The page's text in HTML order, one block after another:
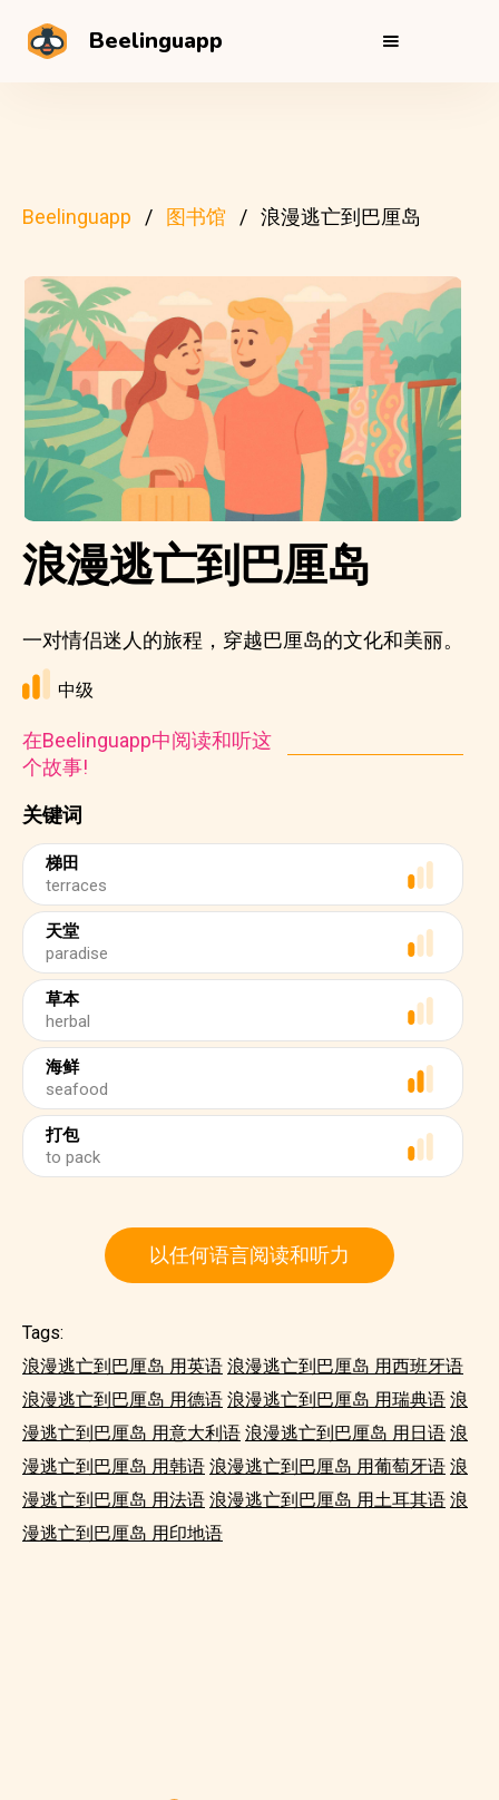
Beelinguapp
Beelinguapp 图书馆 浪漫逃亡到巴厘岛
关键词
梯田
terraces
天堂
paradise
草本
herbal
海鲜
seafood
打包
to pack
浪漫逃亡到巴厘岛
一对情侣迷人的旅程，穿越巴厘岛的文化和美丽。
中级
在Beelinguapp中阅读和听这
个故事!
以任何语言阅读和听力
Tags:
浪漫逃亡到巴厘岛 用英语 浪漫逃亡到巴厘岛 用西班牙语
浪漫逃亡到巴厘岛 用德语 浪漫逃亡到巴厘岛 用瑞典语 浪
漫逃亡到巴厘岛 用意大利语 浪漫逃亡到巴厘岛 用日语 浪
漫逃亡到巴厘岛 用韩语 浪漫逃亡到巴厘岛 用葡萄牙语 浪
漫逃亡到巴厘岛 用法语 浪漫逃亡到巴厘岛 用土耳其语 浪
漫逃亡到巴厘岛 用印地语